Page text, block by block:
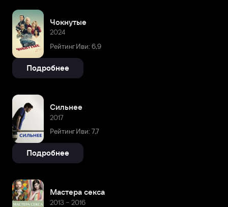
Чокнутые
2024
Рейтинг Иви: 6,9
Подробнее
Сильнее
2017
Рейтинг Иви: 7,7
Подробнее
Мастера секса
2013 – 2016